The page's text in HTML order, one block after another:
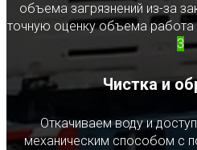
объема загрязнений из-за
точную оценку объема работа
3
Чистка и
Откачиваем воду и
механическим способом с